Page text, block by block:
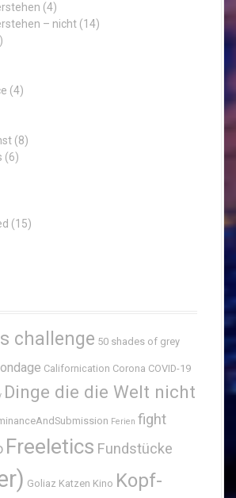
(4)
– nicht (14)
(4)
(8)
(6)
(15)
challenge 50 shades of grey
Californication Corona COVID-19
Dinge die die Welt nicht
Ferien fight
Freeletics Fundstücke
Goliaz Katzen Kino Kopf-